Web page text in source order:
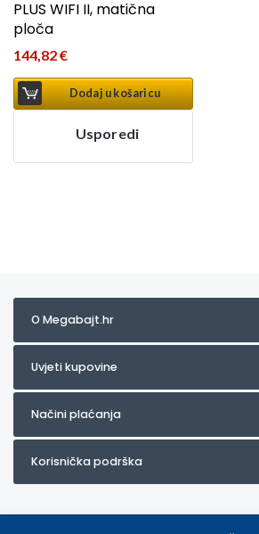
PLUS WIFI II, matična
ploča
144,82€
Dodaj u košaricu
Usporedi
O Megabajt.hr
Uvjeti kupovine
Načini plaćanja
Korisnička podrška